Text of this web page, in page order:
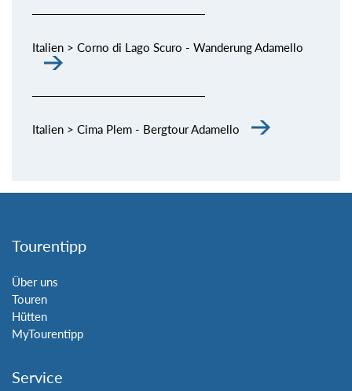
Italien > Corno di Lago Scuro - Wanderung Adamello
Italien > Cima Plem - Bergtour Adamello
Tourentipp
Über uns
Touren
Hütten
MyTourentipp
Service